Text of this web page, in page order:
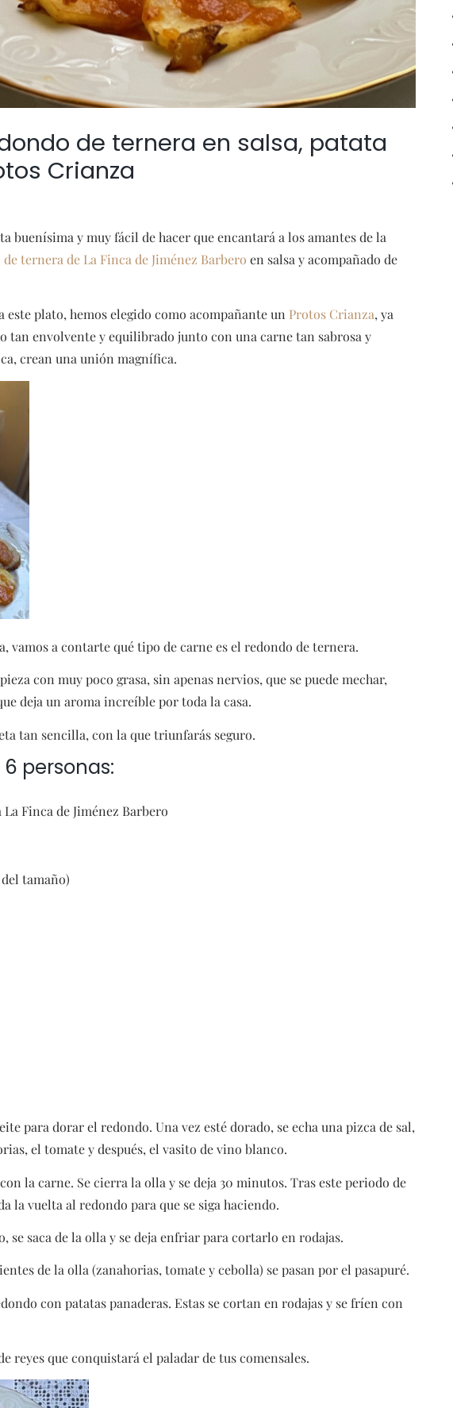
de ternera en salsa, patata
Crianza
buenísima y muy fácil de hacer que encantará a los amantes de la
ternera de La Finca de Jiménez Barbero en salsa y acompañado de
este plato, hemos elegido como acompañante un Protos Crianza, ya
tan envolvente y equilibrado junto con una carne tan sabrosa y
crean una unión magnífica.
vamos a contarte qué tipo de carne es el redondo de ternera.
con muy poco grasa, sin apenas nervios, que se puede mechar,
deja un aroma increíble por toda la casa.
tan sencilla, con la que triunfarás seguro.
personas:
Finca de Jiménez Barbero
tamaño)
para dorar el redondo. Una vez esté dorado, se echa una pizca de sal,
el tomate y después, el vasito de vino blanco.
la carne. Se cierra la olla y se deja 30 minutos. Tras este periodo de
la vuelta al redondo para que se siga haciendo.
se saca de la olla y se deja enfriar para cortarlo en rodajas.
de la olla (zanahorias, tomate y cebolla) se pasan por el pasapuré.
con patatas panaderas. Estas se cortan en rodajas y se fríen con
reyes que conquistará el paladar de tus comensales.